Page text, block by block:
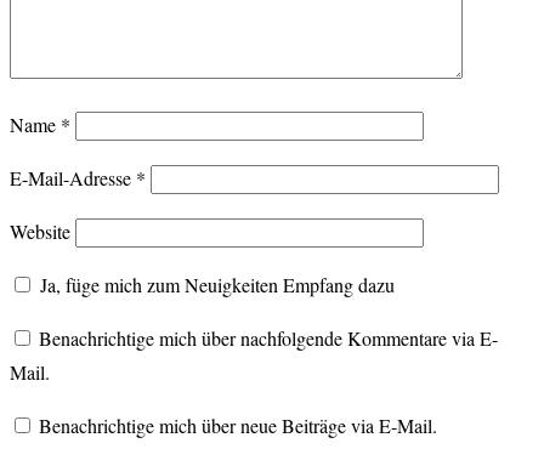
Name *
E-Mail-Adresse *
Website
Ja, füge mich zum Neuigkeiten Empfang dazu
Benachrichtige mich über nachfolgende Kommentare via E-
Mail.
Benachrichtige mich über neue Beiträge via E-Mail.